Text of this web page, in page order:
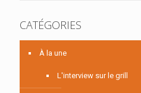
CATÉGORIES
À la une
L'interview sur le grill